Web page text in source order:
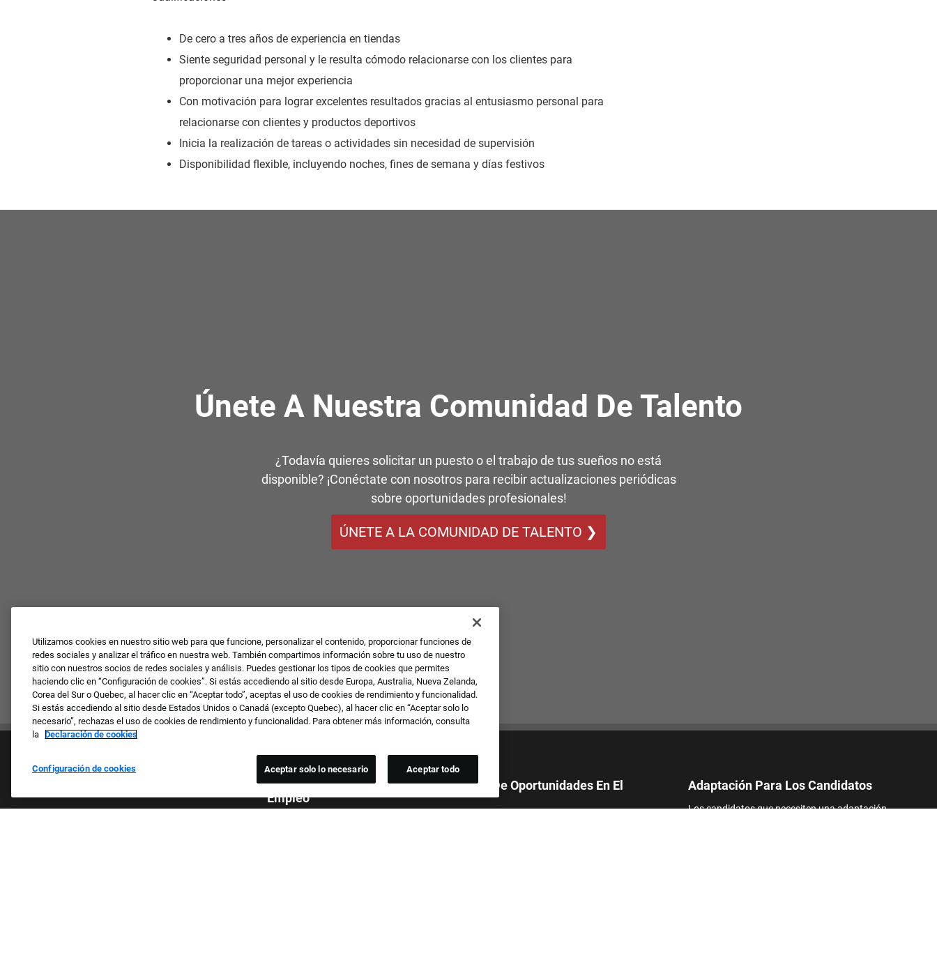
De cero a tres años de experiencia en tiendas
Siente seguridad personal y le resulta cómodo relacionarse con los clientes para
proporcionar una mejor experiencia
Con motivación para lograr excelentes resultados gracias al entusiasmo personal para
relacionarse con clientes y productos deportivos
Inicia la realización de tareas o actividades sin necesidad de supervisión
Disponibilidad flexible, incluyendo noches, fines de semana y días festivos
Únete A Nuestra Comunidad De Talento
¿Todavía quieres solicitar un puesto o el trabajo de tus sueños no está
disponible? ¡Conéctate con nosotros para recibir actualizaciones periódicas
sobre oportunidades profesionales!
ÚNETE A LA COMUNIDAD DE TALENTO ❯
Empresa Orgullosa De Ofrecer Igualdad De Oportunidades En El
Empleo
Adaptación Para Los Candidatos
Los candidatos que necesiten una adaptación
Utilizamos cookies en nuestro sitio web para que funcione, personalizar el contenido, proporcionar funciones de
redes sociales y analizar el tráfico en nuestra web. También compartimos información sobre tu uso de nuestro
sitio con nuestros socios de redes sociales y análisis. Puedes gestionar los tipos de cookies que permites
haciendo clic en “Configuración de cookies”. Si estás accediendo al sitio desde Europa, Australia, Nueva Zelanda,
Corea del Sur o Quebec, al hacer clic en “Aceptar todo”, aceptas el uso de cookies de rendimiento y funcionalidad.
Si estás accediendo al sitio desde Estados Unidos o Canadá (excepto Quebec), al hacer clic en “Aceptar solo lo
necesario”, rechazas el uso de cookies de rendimiento y funcionalidad. Para obtener más información, consulta
la Declaración de cookies
Configuración de cookies Aceptar solo lo necesario Aceptar todo